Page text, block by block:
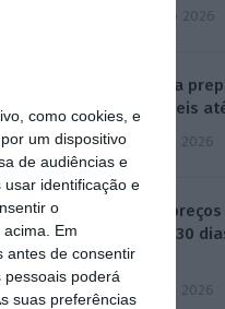
como cookies, e
um dispositivo
de audiências e
identificação e
o
Em
antes de consentir
poderá
suas preferências
6 Agosto 2026
Espanha
de mísseis
3 Agosto 2026
Novos
mudam 30
TVDE
3 Agosto 2026